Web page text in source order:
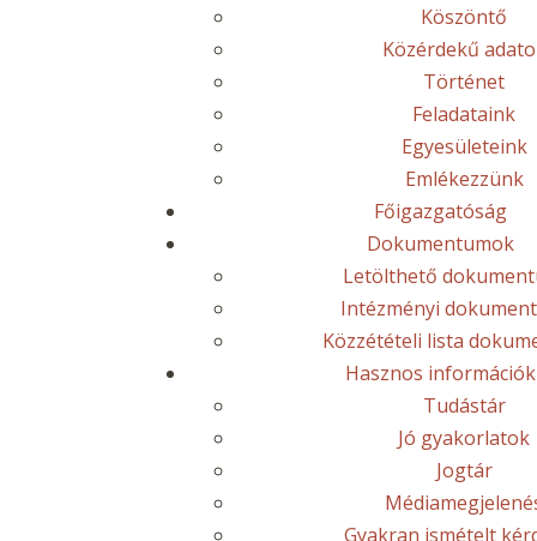
Köszöntő
Közérdekű
Történet
Feladataink
Egyesületeink
Emlékezzünk
Főigazgatóság
Dokumentumok
Letölthető
Intézményi
Közzétételi lista
Hasznos információk
Tudástár
Jó gyakorlatok
Jogtár
Gyakran ismételt